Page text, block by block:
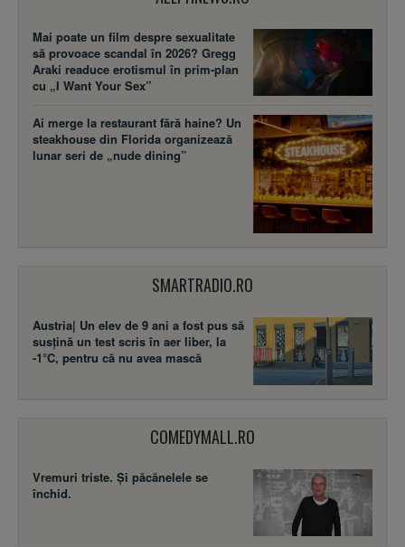
Mai poate un film despre sexualitate
să provoace scandal în 2026? Gregg
Araki readuce erotismul în prim-plan
cu „I Want Your Sex”
Ai merge la restaurant fără haine? Un
steakhouse din Florida organizează
lunar seri de „nude dining”
SMARTRADIO.RO
Austria| Un elev de 9 ani a fost pus să
susţină un test scris în aer liber, la
-1°C, pentru că nu avea mască
COMEDYMALL.RO
Vremuri triste. Şi păcănelele se
închid.